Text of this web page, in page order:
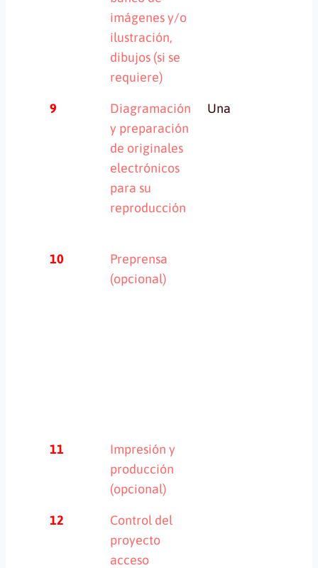
imágenes y/o
ilustración,
dibujos (si se
requiere)
9
Diagramación
y preparación
de originales
electrónicos
para su
reproducción
Una
10
Preprensa
(opcional)
11
Impresión y
producción
(opcional)
12
Control del
proyecto
acceso